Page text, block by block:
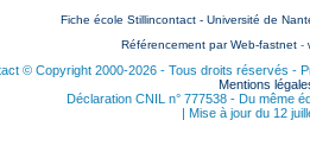
Fiche école Stillincontact - Université de
Référencement par Web-fastnet -
© Copyright 2000-2026 - Tous droits réservés -
Mentions
Déclaration CNIL n° 777538 - Du même
| Mise à jour du 12